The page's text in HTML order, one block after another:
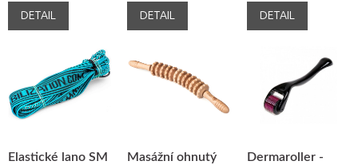
DETAIL DETAIL DETAIL
Elastické lano SM
Masážní ohnutý
Dermaroller -